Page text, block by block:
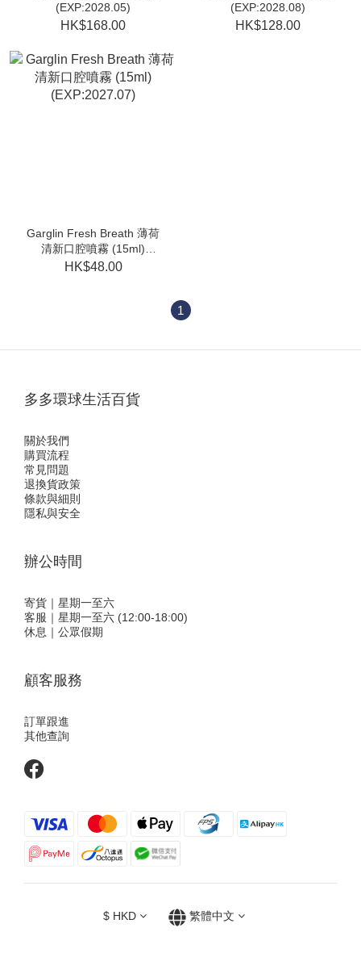
(EXP:2028.05)
HK$168.00
(EXP:2028.08)
HK$128.00
Garglin Fresh Breath 薄荷
清新口腔噴霧 (15ml)
(EXP:2027.07)
HK$48.00
1
多多環球生活百貨
關於我們
購買流程
常見問題
退換貨政策
條款與細則
隱私與安全
辦公時間
寄貨｜星期一至六
客服｜星期一至六 (12:00-18:00)
休息｜公眾假期
顧客服務
訂單跟進
其他查詢
$ HKD 繁體中文